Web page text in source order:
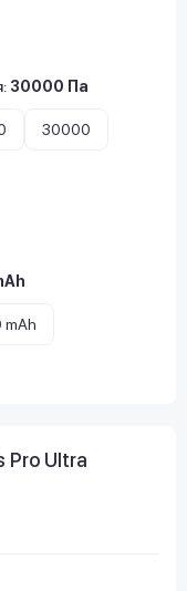
: 30000 Па
30000
Pro Ultra